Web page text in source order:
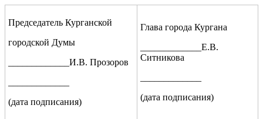
Председатель Курганской
городской Думы
_____________И.В. Прозоров
(дата подписания)
Глава города Кургана
_____________Е.В.
Ситникова
(дата подписания)